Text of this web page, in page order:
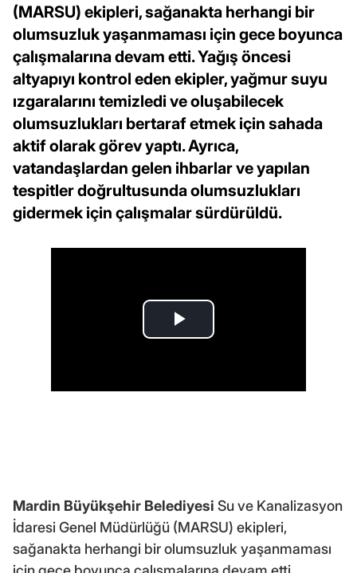
(MARSU) ekipleri, sağanakta herhangi bir
olumsuzluk yaşanmaması için gece boyunca
çalışmalarına devam etti. Yağış öncesi
altyapıyı kontrol eden ekipler, yağmur suyu
ızgaralarını temizledi ve oluşabilecek
olumsuzlukları bertaraf etmek için sahada
aktif olarak görev yaptı. Ayrıca,
vatandaşlardan gelen ihbarlar ve yapılan
tespitler doğrultusunda olumsuzlukları
gidermek için çalışmalar sürdürüldü.
Mardin Büyükşehir Belediyesi Su ve Kanalizasyon
İdaresi Genel Müdürlüğü (MARSU) ekipleri,
sağanakta herhangi bir olumsuzluk yaşanmaması